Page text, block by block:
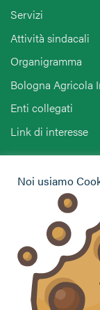
Servizi
Attività sindacali
Organigramma
Bologna Agricola
Enti collegati
Link di interesse
Vuoi contattarci
commento o
CONTATTACI
Noi usiamo